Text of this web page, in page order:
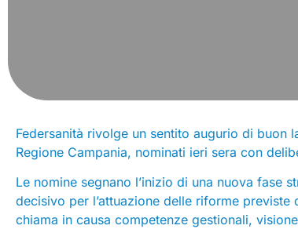
Federsanità rivolge un sentito augurio di buon
Regione Campania, nominati ieri sera con
Le nomine segnano l’inizio di una nuova fase
decisivo per l’attuazione delle riforme
chiama in causa competenze gestionali,